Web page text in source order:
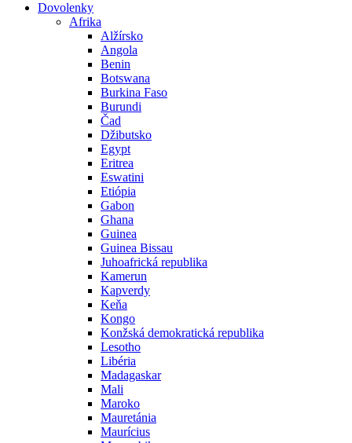
Dovolenky
Afrika
Alžírsko
Angola
Benin
Botswana
Burkina Faso
Burundi
Čad
Džibutsko
Egypt
Eritrea
Eswatini
Etiópia
Gabon
Ghana
Guinea
Guinea Bissau
Juhoafrická republika
Kamerun
Kapverdy
Keňa
Kongo
Konžská demokratická republika
Lesotho
Libéria
Madagaskar
Mali
Maroko
Mauretánia
Maurícius